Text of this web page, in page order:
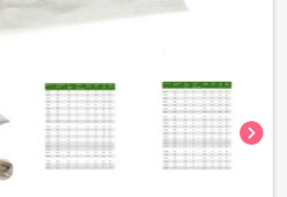
chevron_right